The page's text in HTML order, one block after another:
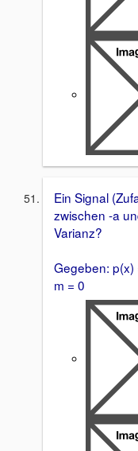
Ein Signal
zwischen -a
Varianz?
Gegeben: p(x)
m = 0